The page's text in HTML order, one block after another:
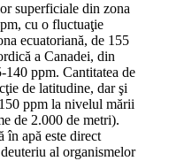
superficiale din zona
cu o fluctuaţie
ecuatoriană, de 155
a Canadei, din
ppm. Cantitatea de
de latitudine, dar şi
ppm la nivelul mării
de 2.000 de metri).
în apă este direct
al organismelor